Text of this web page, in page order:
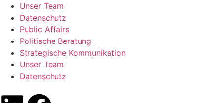
Unser Team
Datenschutz
Public Affairs
Politische Beratung
Strategische Kommunikation
Unser Team
Datenschutz